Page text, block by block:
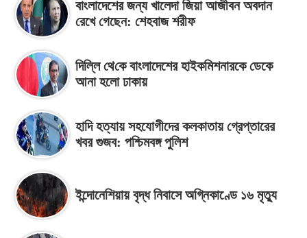
বাংলাদেশের জন্য খালেদা জিয়া আজীবন অবদান
রেখে গেছেন: শেহবাজ শরীফ
দিল্লি থে‌কে বাংলাদেশের হাইকমিশনারকে ডেকে
আনা হলো ঢাকায়
হাদি হত্যায় সহযোগীদের কলকাতায় গ্রেপ্তারের
খবর গুজব: পশ্চিমবঙ্গ পুলিশ
ইন্দোনেশিয়ায় বৃদ্ধ নিবাসে অগ্নিকাণ্ডে ১৬ মৃত্যু